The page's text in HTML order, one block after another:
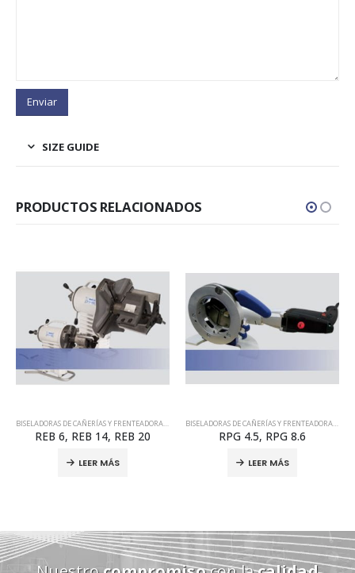
SIZE GUIDE
PRODUCTOS RELACIONADOS
BISELADORAS DE CAÑERÍAS Y FRENTEADORAS DE BRIDAS
REB 6, REB 14, REB 20
LEER MÁS
BISELADORAS DE CAÑERÍAS Y FRENTEADORAS DE BRIDAS
RPG 4.5, RPG 8.6
LEER MÁS